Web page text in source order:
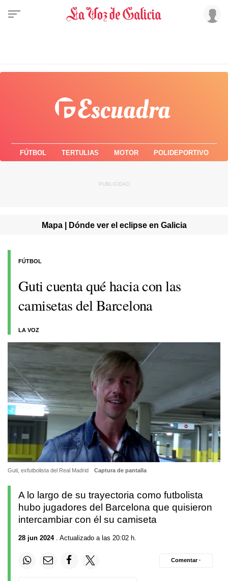
FÚTBOL TERTULIAS MOTOR POLIDEPORTIVO
Mapa | Dónde ver el eclipse en Galicia
Guti cuenta qué hacia con las
camisetas del Barcelona
LA VOZ
FÚTBOL
Guti, exfutbolista del Real Madrid Captura de pantalla
A lo largo de su trayectoria como futbolista
hubo jugadores del Barcelona que quisieron
intercambiar con él su camiseta
28 jun 2024. Actualizado a las 20:02 h.
Comentar ·